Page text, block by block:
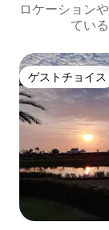
ロケーション
てい
ゲストチョイス
ゲストチョイス